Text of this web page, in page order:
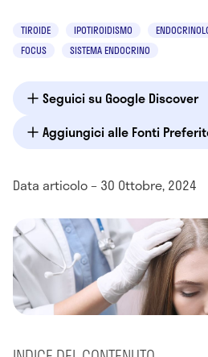
TIROIDE IPOTIROIDISMO
FOCUS
SISTEMA ENDOCRINO
Seguici su Google Discover
Aggiungici alle Fonti
Data articolo – 30 Ottobre, 2024